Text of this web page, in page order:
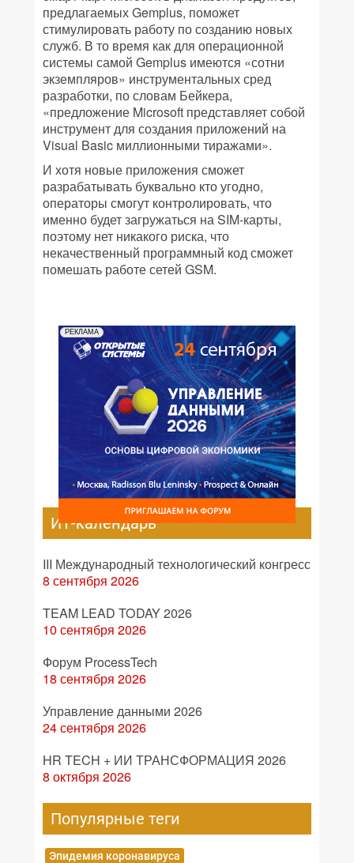
предлагаемых Gemplus, поможет
стимулировать работу по созданию новых
служб. В то время как для операционной
системы самой Gemplus имеются «сотни
экземпляров» инструментальных сред
разработки, по словам Бейкера,
«предложение Microsoft представляет собой
инструмент для создания приложений на
Visual Basic миллионными тиражами».
И хотя новые приложения сможет
разрабатывать буквально кто угодно,
операторы смогут контролировать, что
именно будет загружаться на SIM-карты,
поэтому нет никакого риска, что
некачественный программный код сможет
помешать работе сетей GSM.
РЕКЛАМА
ИТ-календарь
III Международный технологический конгресс
8 сентября 2026
TEAM LEAD TODAY 2026
10 сентября 2026
Форум ProcessTech
18 сентября 2026
Управление данными 2026
24 сентября 2026
HR TECH + ИИ ТРАНСФОРМАЦИЯ 2026
8 октября 2026
Популярные теги
Эпидемия коронавируса